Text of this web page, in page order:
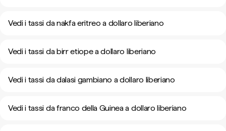
Vedi i tassi da nakfa eritreo a dollaro liberiano
Vedi i tassi da birr etiope a dollaro liberiano
Vedi i tassi da dalasi gambiano a dollaro liberiano
Vedi i tassi da franco della Guinea a dollaro liberiano